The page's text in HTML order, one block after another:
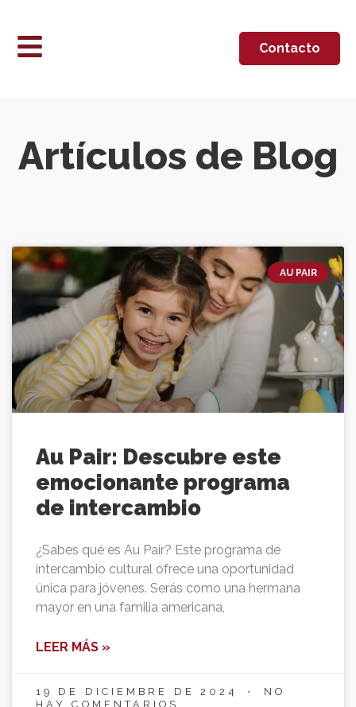
Contacto
Artículos de Blog
AU PAIR
Au Pair: Descubre este
emocionante programa
de intercambio
¿Sabes qué es Au Pair? Este programa de
intercambio cultural ofrece una oportunidad
única para jóvenes. Serás como una hermana
mayor en una familia americana,
LEER MÁS »
19 DE DICIEMBRE DE 2024
NO
HAY COMENTARIOS